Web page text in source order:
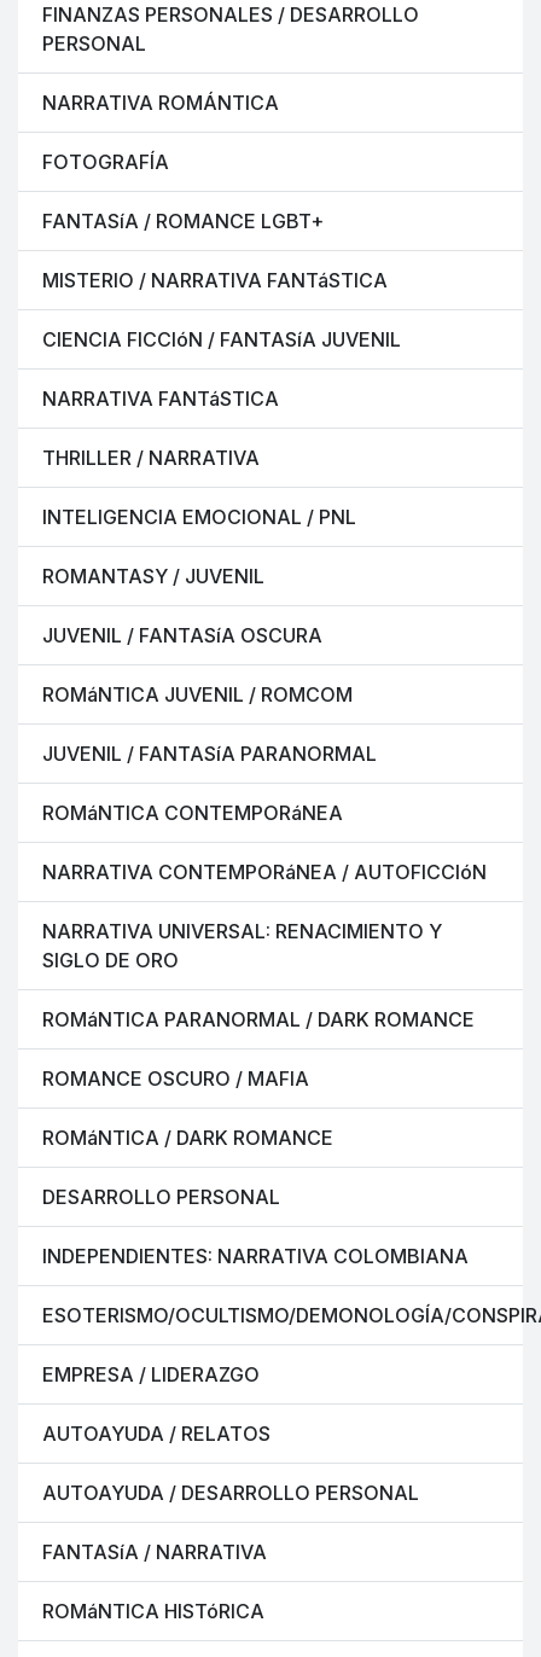
FINANZAS PERSONALES / DESARROLLO
PERSONAL
NARRATIVA ROMÁNTICA
FOTOGRAFÍA
FANTASíA / ROMANCE LGBT+
MISTERIO / NARRATIVA FANTáSTICA
CIENCIA FICCIóN / FANTASíA JUVENIL
NARRATIVA FANTáSTICA
THRILLER / NARRATIVA
INTELIGENCIA EMOCIONAL / PNL
ROMANTASY / JUVENIL
JUVENIL / FANTASíA OSCURA
ROMáNTICA JUVENIL / ROMCOM
JUVENIL / FANTASíA PARANORMAL
ROMáNTICA CONTEMPORáNEA
NARRATIVA CONTEMPORáNEA / AUTOFICCIóN
NARRATIVA UNIVERSAL: RENACIMIENTO Y
SIGLO DE ORO
ROMáNTICA PARANORMAL / DARK ROMANCE
ROMANCE OSCURO / MAFIA
ROMáNTICA / DARK ROMANCE
DESARROLLO PERSONAL
INDEPENDIENTES: NARRATIVA COLOMBIANA
ESOTERISMO/OCULTISMO/DEMONOLOGÍA/
EMPRESA / LIDERAZGO
AUTOAYUDA / RELATOS
AUTOAYUDA / DESARROLLO PERSONAL
FANTASíA / NARRATIVA
ROMáNTICA HISTóRICA